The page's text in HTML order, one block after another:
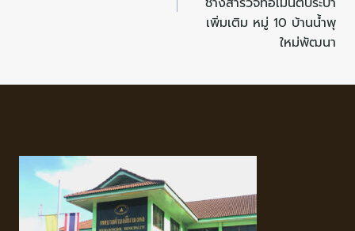
เพิ่มเติม หมู่ 10 บ้านน้ำพุ
ใหม่พัฒนา